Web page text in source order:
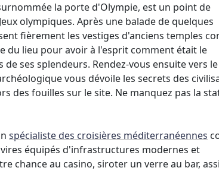
la porte d'Olympie, est un point de
olympiques. Après une balade de quelques
fièrement les vestiges d'anciens temples
du lieu pour avoir à l'esprit comment était le
ses splendeurs. Rendez-vous ensuite vers
vous dévoile les secrets des
des fouilles sur le site. Ne manquez pas la
spécialiste des croisières méditerranéennes
équipés d'infrastructures modernes et
chance au casino, siroter un verre au bar,